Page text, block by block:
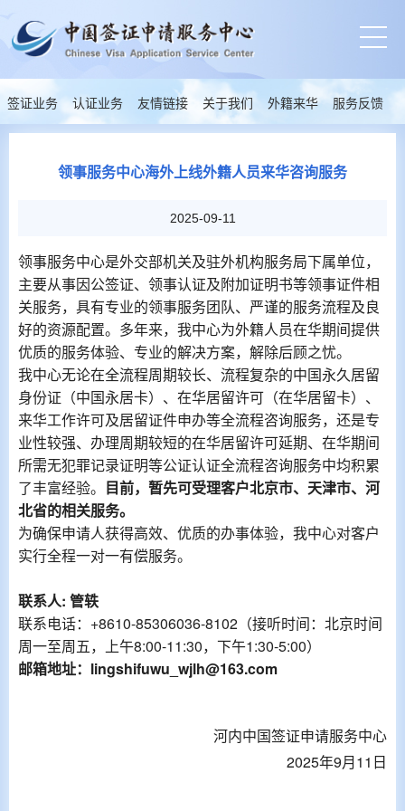
签证业务 认证业务 友情链接 关于我们 外籍来华 服务反馈
领事服务中心海外上线外籍人员来华咨询服务
2025-09-11
领事服务中心是外交部机关及驻外机构服务局下属单位，
主要从事因公签证、领事认证及附加证明书等领事证件相
关服务，具有专业的领事服务团队、严谨的服务流程及良
好的资源配置。多年来，我中心为外籍人员在华期间提供
优质的服务体验、专业的解决方案，解除后顾之忧。
我中心无论在全流程周期较长、流程复杂的中国永久居留
身份证（中国永居卡）、在华居留许可（在华居留卡）、
来华工作许可及居留证件申办等全流程咨询服务，还是专
业性较强、办理周期较短的在华居留许可延期、在华期间
所需无犯罪记录证明等公证认证全流程咨询服务中均积累
了丰富经验。 目前，暂先可受理客户北京市、天津市、河
北省的相关服务。
为确保申请人获得高效、优质的办事体验，我中心对客户
实行全程一对一有偿服务。
联系人: 管轶
联系电话： +8610-85306036-8102 （接听时间：北京时间
周一至周五，上午8:00-11:30，下午1:30-5:00）
邮箱地址： lingshifuwu_wjlh@163.com
河内中国签证申请服务中心
2025年9月11日